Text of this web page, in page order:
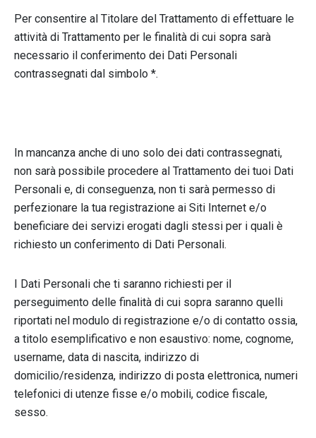
Per consentire al Titolare del Trattamento di effettuare le
attività di Trattamento per le finalità di cui sopra sarà
necessario il conferimento dei Dati Personali
contrassegnati dal simbolo *.
In mancanza anche di uno solo dei dati contrassegnati,
non sarà possibile procedere al Trattamento dei tuoi Dati
Personali e, di conseguenza, non ti sarà permesso di
perfezionare la tua registrazione ai Siti Internet e/o
beneficiare dei servizi erogati dagli stessi per i quali è
richiesto un conferimento di Dati Personali.
I Dati Personali che ti saranno richiesti per il
perseguimento delle finalità di cui sopra saranno quelli
riportati nel modulo di registrazione e/o di contatto ossia,
a titolo esemplificativo e non esaustivo: nome, cognome,
username, data di nascita, indirizzo di
domicilio/residenza, indirizzo di posta elettronica, numeri
telefonici di utenze fisse e/o mobili, codice fiscale,
sesso.